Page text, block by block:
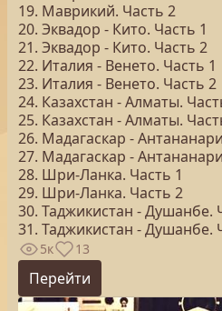
19. Маврикий. Часть 2
20. Эквадор - Кито. Часть 1
21. Эквадор - Кито. Часть 2
22. Италия - Венето. Часть 1
23. Италия - Венето. Часть 2
24. Казахстан - Алматы.
25. Казахстан - Алматы.
26. Мадагаскар -
27. Мадагаскар -
28. Шри-Ланка. Часть 1
29. Шри-Ланка. Часть 2
30. Таджикистан - Душанбе.
31. Таджикистан - Душанбе.
5к 13
Перейти